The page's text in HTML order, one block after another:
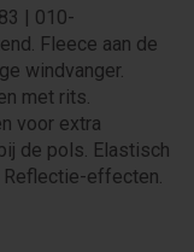
| 010-
Fleece aan de
windvanger.
met rits.
voor extra
de pols. Elastisch
Reflectie-effecten.